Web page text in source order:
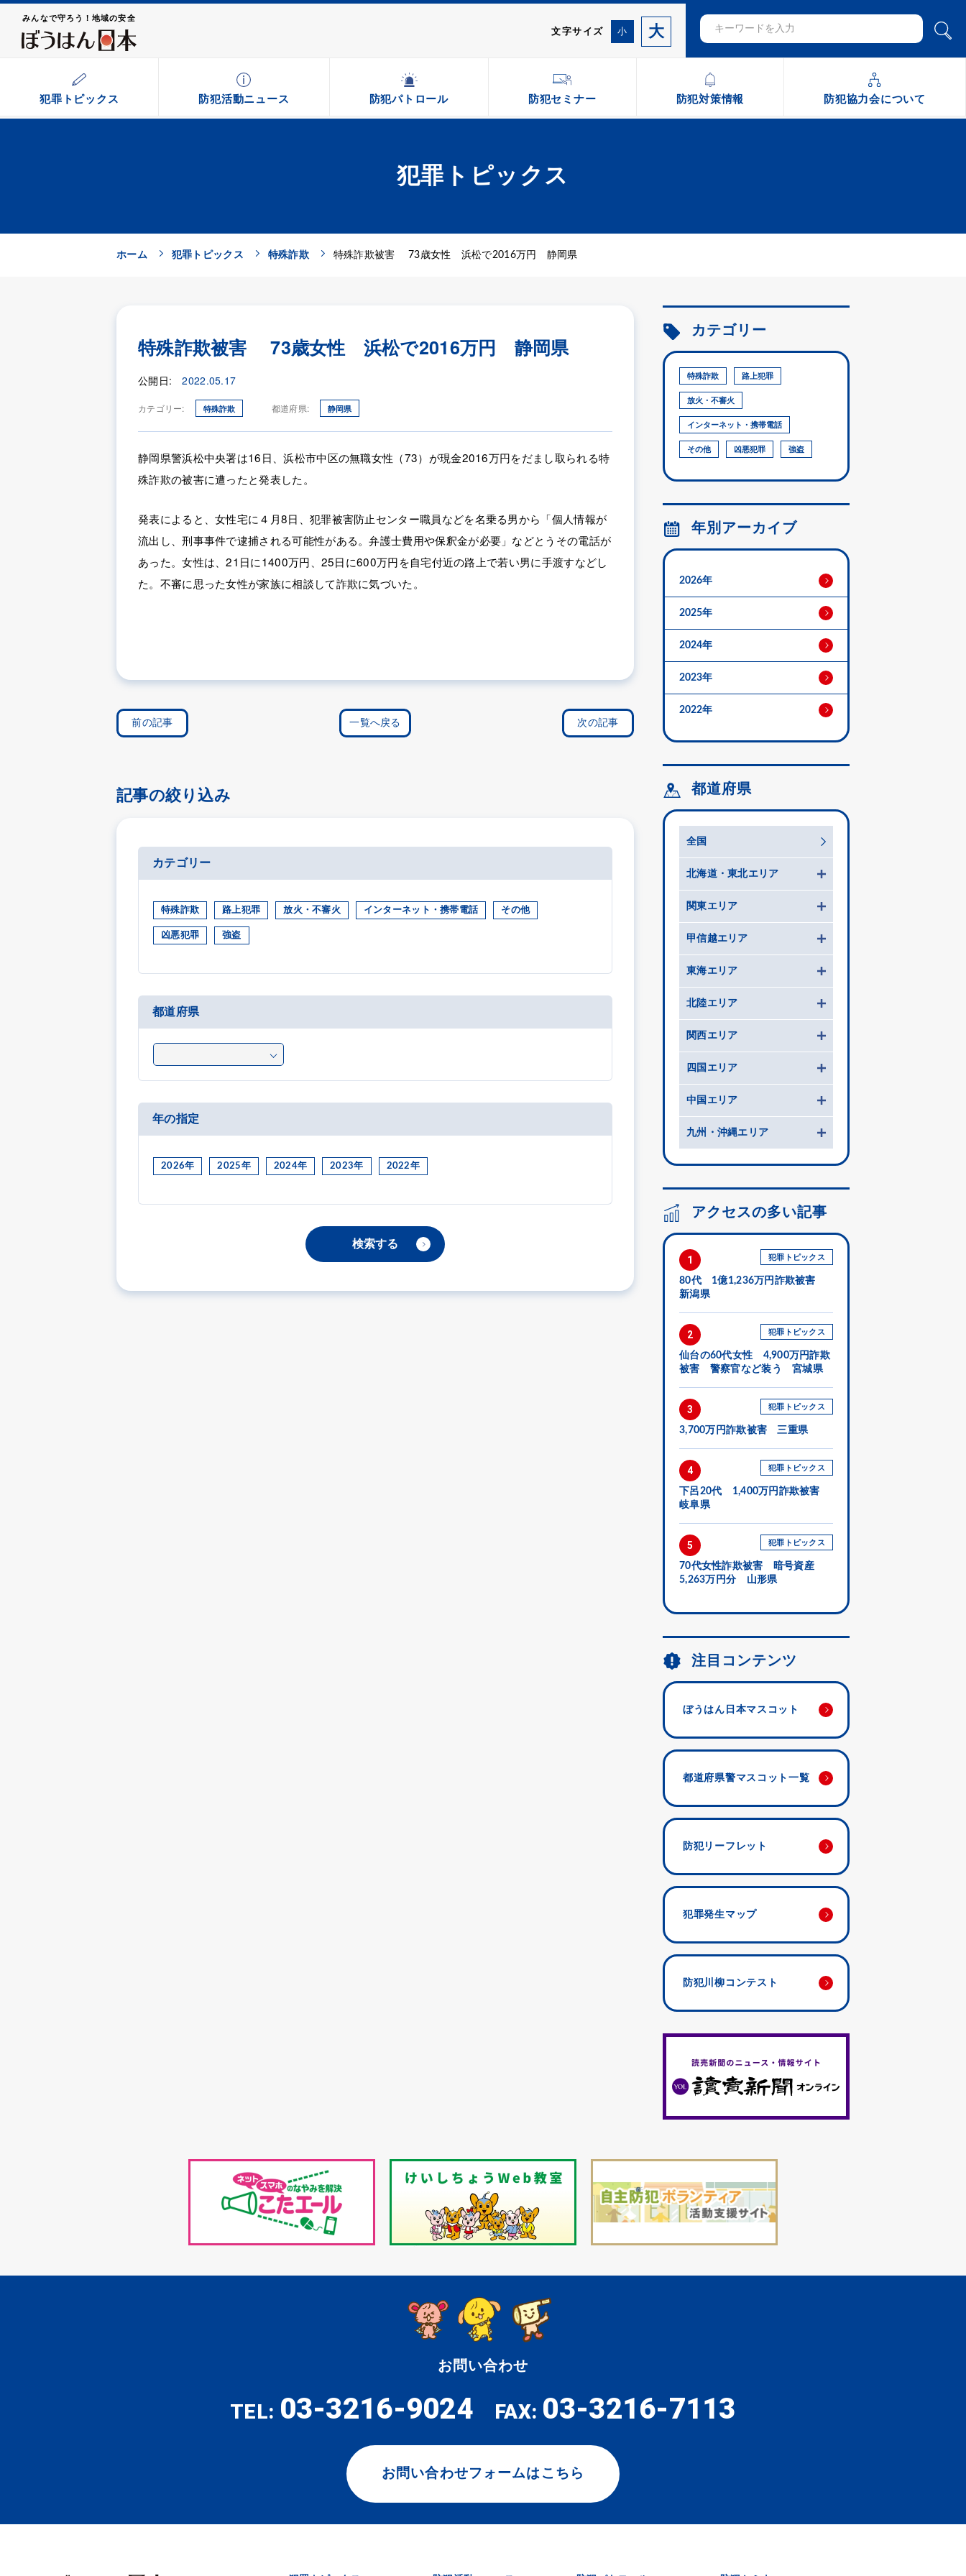
みんなで守ろう！地域の安全
文字サイズ 小 大
犯罪トピックス 防犯活動ニュース 防犯パトロール 防犯セミナー 防犯対策情報 防犯協力会について
犯罪トピックス
ホーム 犯罪トピックス 特殊詐欺 特殊詐欺被害 73歳女性 浜松で2016万円 静岡県
特殊詐欺被害 73歳女性 浜松で2016万円 静岡県
公開日: 2022.05.17
カテゴリー: 特殊詐欺 都道府県: 静岡県
静岡県警浜松中央署は16日、浜松市中区の無職女性（73）が現金2016万円をだまし取られる特
殊詐欺の被害に遭ったと発表した。
発表によると、女性宅に４月8日、犯罪被害防止センター職員などを名乗る男から「個人情報が
流出し、刑事事件で逮捕される可能性がある。弁護士費用や保釈金が必要」などとうその電話が
あった。女性は、21日に1400万円、25日に600万円を自宅付近の路上で若い男に手渡すなどし
た。不審に思った女性が家族に相談して詐欺に気づいた。
前の記事 一覧へ戻る 次の記事
記事の絞り込み
カテゴリー
特殊詐欺 路上犯罪 放火・不審火 インターネット・携帯電話 その他
凶悪犯罪 強盗
都道府県
年の指定
2026年 2025年 2024年 2023年 2022年
カテゴリー
特殊詐欺 路上犯罪
放火・不審火
インターネット・携帯電話
その他 凶悪犯罪 強盗
年別アーカイブ
2026年
2025年
2024年
2023年
2022年
都道府県
全国
北海道・東北エリア
関東エリア
甲信越エリア
東海エリア
北陸エリア
関西エリア
四国エリア
中国エリア
九州・沖縄エリア
アクセスの多い記事
1 犯罪トピックス
80代 1億1,236万円詐欺被害
新潟県
2 犯罪トピックス
仙台の60代女性 4,900万円詐欺
被害 警察官など装う 宮城県
3 犯罪トピックス
3,700万円詐欺被害 三重県
4 犯罪トピックス
下呂20代 1,400万円詐欺被害
岐阜県
5 犯罪トピックス
70代女性詐欺被害 暗号資産
5,263万円分 山形県
注目コンテンツ
ぼうはん日本マスコット
都道府県警マスコット一覧
防犯リーフレット
犯罪発生マップ
防犯川柳コンテスト
お問い合わせ
TEL: 03-3216-9024 FAX: 03-3216-7113
お問い合わせフォームはこちら